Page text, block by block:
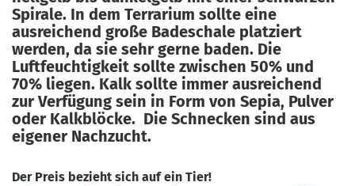
Spirale. In dem Terrarium sollte eine
ausreichend große Badeschale platziert
werden, da sie sehr gerne baden. Die
Luftfeuchtigkeit sollte zwischen 50% und
70% liegen. Kalk sollte immer ausreichend
zur Verfügung sein in Form von Sepia, Pulver
oder Kalkblöcke. Die Schnecken sind aus
eigener Nachzucht.
Der Preis bezieht sich auf ein Tier!